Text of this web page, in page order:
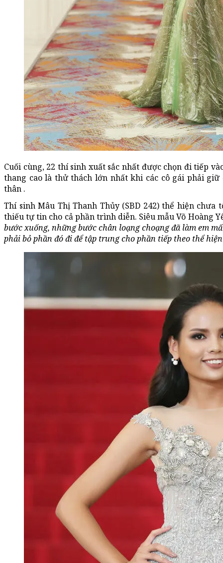
Cuối cùng, 22 thí sinh xuất sắc nhất được chọn đi tiếp
thang cao là thử thách lớn nhất khi các cô gái phải
thân .
Thí sinh Mâu Thị Thanh Thủy (SBD 242) thể hiện
thiếu tự tin cho cả phần trình diễn. Siêu mẫu Võ Hoàng
bước xuống, những bước chân loạng choạng đã làm em
phải bỏ phần đó đi để tập trung cho phần tiếp theo thể